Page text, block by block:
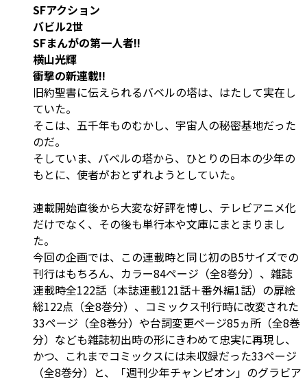
SFアクション
バビル2世
SFまんがの第一人者!!
横山光輝
衝撃の新連載!!
旧約聖書に伝えられるバベルの塔は、はたして実在し
ていた。
そこは、五千年ものむかし、宇宙人の秘密基地だった
のだ。
そしていま、バベルの塔から、ひとりの日本の少年の
もとに、使者がおとずれようとしていた。
連載開始直後から大変な好評を博し、テレビアニメ化
だけでなく、その後も単行本や文庫にまとまりまし
た。
今回の企画では、この連載時と同じ初のB5サイズでの
刊行はもちろん、カラー84ページ（全8巻分）、雑誌
連載時全122話（本誌連載121話＋番外編1話）の扉絵
総122点（全8巻分）、コミックス刊行時に改変された
33ページ（全8巻分）や台詞変更ページ85ヵ所（全8巻
分）なども雑誌初出時の形にきわめて忠実に再現し、
かつ、これまでコミックスには未収録だった33ページ
（全8巻分）と、「週刊少年チャンピオン」のグラビア